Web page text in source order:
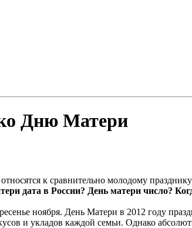
ко Дню Матери
к сравнительно молодому
дата в России? День матери число?
ноября. День Матери в 2012 году
и укладов каждой семьи. Однако